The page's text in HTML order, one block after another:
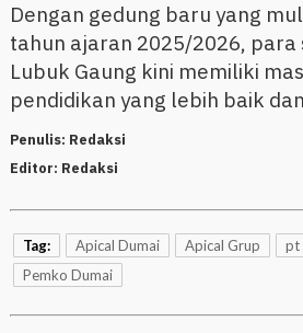
Dengan gedung baru yang
tahun ajaran 2025/2026, para
Lubuk Gaung kini memiliki
pendidikan yang lebih baik
Penulis: Redaksi
Editor: Redaksi
Tag: Apical Dumai Apical Grup pt
Pemko Dumai